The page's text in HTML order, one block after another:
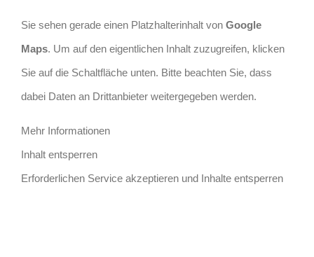
Sie sehen gerade einen Platzhalterinhalt von Google
Maps. Um auf den eigentlichen Inhalt zuzugreifen, klicken
Sie auf die Schaltfläche unten. Bitte beachten Sie, dass
dabei Daten an Drittanbieter weitergegeben werden.
Mehr Informationen
Inhalt entsperren
Erforderlichen Service akzeptieren und Inhalte entsperren